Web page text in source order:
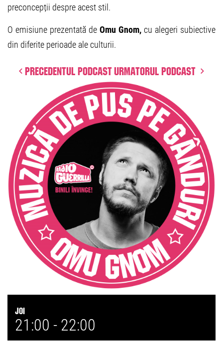
preconcepții despre acest stil.
O emisiune prezentată de Omu Gnom, cu alegeri subiective
din diferite perioade ale culturii.
Precedentul podcast Urmatorul podcast
Joi
21:00 - 22:00